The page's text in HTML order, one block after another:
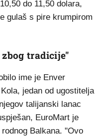
do 11,50 dolara,
gulaš s pire krumpirom
tradicije"
ime je Enver
jedan od ugostitelja
talijanski lanac
EuroMart je
Balkana. "Ovo